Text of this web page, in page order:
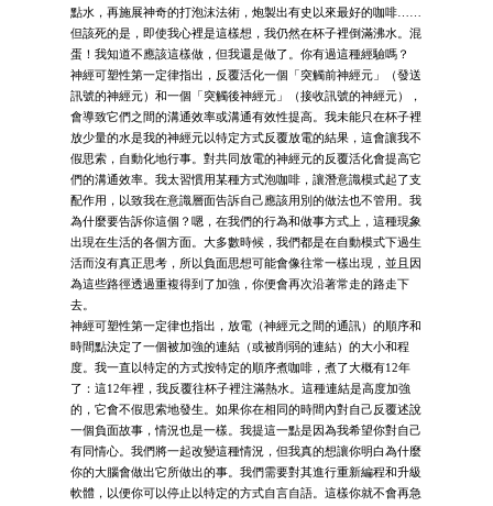
點水，再施展神奇的打泡沫法術，炮製出有史以來最好的咖啡……
但該死的是，即使我心裡是這樣想，我仍然在杯子裡倒滿沸水。混
蛋！我知道不應該這樣做，但我還是做了。你有過這種經驗嗎？
神經可塑性第一定律指出，反覆活化一個「突觸前神經元」（發送
訊號的神經元）和一個「突觸後神經元」（接收訊號的神經元），
會導致它們之間的溝通效率或溝通有效性提高。我未能只在杯子裡
放少量的水是我的神經元以特定方式反覆放電的結果，這會讓我不
假思索，自動化地行事。對共同放電的神經元的反覆活化會提高它
們的溝通效率。我太習慣用某種方式泡咖啡，讓潛意識模式起了支
配作用，以致我在意識層面告訴自己應該用別的做法也不管用。我
為什麼要告訴你這個？嗯，在我們的行為和做事方式上，這種現象
出現在生活的各個方面。大多數時候，我們都是在自動模式下過生
活而沒有真正思考，所以負面思想可能會像往常一樣出現，並且因
為這些路徑透過重複得到了加強，你便會再次沿著常走的路走下
去。
神經可塑性第一定律也指出，放電（神經元之間的通訊）的順序和
時間點決定了一個被加強的連結（或被削弱的連結）的大小和程
度。我一直以特定的方式按特定的順序煮咖啡，煮了大概有12年
了：這12年裡，我反覆往杯子裡注滿熱水。這種連結是高度加強
的，它會不假思索地發生。如果你在相同的時間內對自己反覆述說
一個負面故事，情況也是一樣。我提這一點是因為我希望你對自己
有同情心。我們將一起改變這種情況，但我真的想讓你明白為什麼
你的大腦會做出它所做出的事。我們需要對其進行重新編程和升級
軟體，以便你可以停止以特定的方式自言自語。這樣你就不會再急